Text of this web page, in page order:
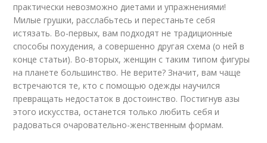
практически невозможно диетами и упражнениями!
Милые грушки, расслабьтесь и перестаньте себя
истязать. Во-первых, вам подходят не традиционные
способы похудения, а совершенно другая схема (о ней в
конце статьи). Во-вторых, женщин с таким типом фигуры
на планете большинство. Не верите? Значит, вам чаще
встречаются те, кто с помощью одежды научился
превращать недостаток в достоинство. Постигнув азы
этого искусства, останется только любить себя и
радоваться очаровательно-женственным формам.